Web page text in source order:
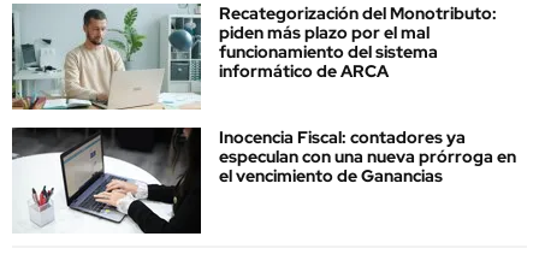
Recategorización del Monotributo:
piden más plazo por el mal
funcionamiento del sistema
informático de ARCA
Inocencia Fiscal: contadores ya
especulan con una nueva prórroga en
el vencimiento de Ganancias